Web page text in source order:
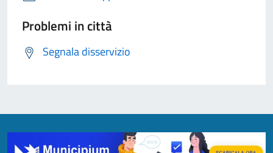
Problemi in città
Segnala disservizio